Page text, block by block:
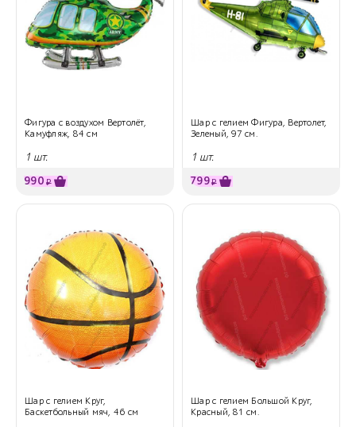
Фигура с воздухом Вертолёт,
Камуфляж, 84 см
1 шт.
990 ₽
Шар с гелием Фигура, Вертолет,
Зеленый, 97 см.
1 шт.
799₽
Шар с гелием Круг,
Баскетбольный мяч, 46 см
Шар с гелием Большой Круг,
Красный, 81 см.